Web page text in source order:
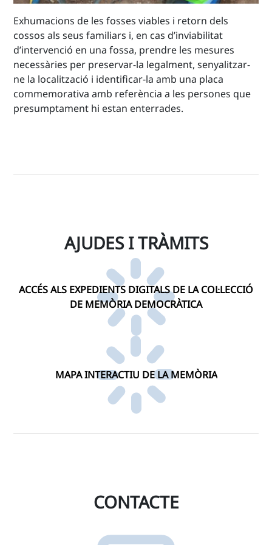
Exhumacions de les fosses viables i retorn dels
cossos als seus familiars i, en cas d’inviabilitat
d’intervenció en una fossa, prendre les mesures
necessàries per preservar-la legalment, senyalitzar-
ne la localització i identificar-la amb una placa
commemorativa amb referència a les persones que
presumptament hi estan enterrades.
AJUDES I TRÀMITS
ACCÉS ALS EXPEDIENTS DIGITALS DE LA COL·LECCIÓ
DE MEMÒRIA DEMOCRÀTICA
MAPA INTERACTIU DE LA MEMÒRIA
CONTACTE